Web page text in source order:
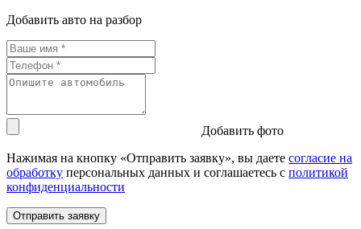
Добавить авто на разбор
Добавить фото
Нажимая на кнопку «Отправить заявку», вы даете согласие на
обработку персональных данных и соглашаетесь c политикой
конфиденциальности